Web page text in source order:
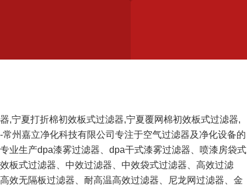
,宁夏打折棉初效板式过滤器,宁夏覆网棉初效板式过滤器,
州嘉立净化科技有限公司专注于空气过滤器及净化设备的
业生产dpa漆雾过滤器、dpa干式漆雾过滤器、喷漆房袋式
板式过滤器、中效过滤器、中效袋式过滤器、高效过滤
效无隔板过滤器、耐高温高效过滤器、尼龙网过滤器、金